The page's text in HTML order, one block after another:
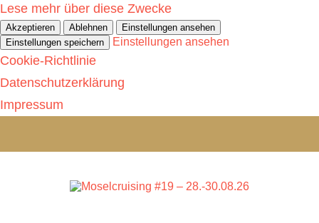
Lese mehr über diese Zwecke
Akzeptieren Ablehnen
Einstellungen ansehen
Einstellungen speichern
Einstellungen ansehen
Cookie-Richtlinie
Datenschutzerklärung
Impressum